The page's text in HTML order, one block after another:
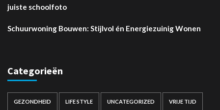
juiste schoolfoto
Schuurwoning Bouwen: Stijlvol én Energiezuinig Wonen
Categorieën
GEZONDHEID LIFE STYLE UNCATEGORIZED VRIJE TIJD